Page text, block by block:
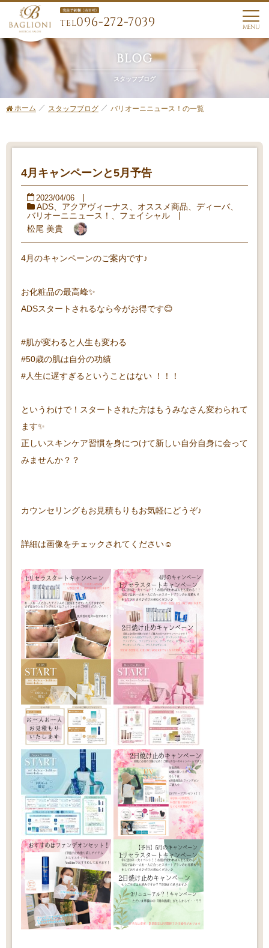
TEL096-272-7039 MENU
BLOG
スタッフブログ
ホーム スタッフブログ バリオーニニュース！の一覧
4月キャンペーンと5月予告
2023/04/06
ADS アクアヴィーナス オススメ商品 ディーバ、
バリオーニニュース！ 、 フェイシャル
松尾 美貴
4月のキャンペーンのご案内です♪
お化粧品の最高峰✨
ADSスタートされるなら今がお得です😊
#肌が変わると人生も変わる
#50歳の肌は自分の功績
#人生に遅すぎるということはない ！！！
というわけで！スタートされた方はもうみなさん変わられて
ます✨
正しいスキンケア習慣を身につけて新しい自分自身に会って
みませんか？？
カウンセリングもお見積もりもお気軽にどうぞ♪
詳細は画像をチェックされてください☺️